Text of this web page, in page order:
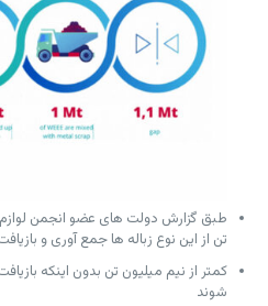
تن از این نوع زباله ها جمع آوری و
کمتر از نیم میلیون تن بدون اینکه
شوند